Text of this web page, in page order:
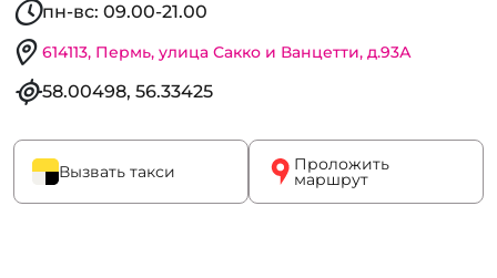
пн-вс: 09.00-21.00
614113, Пермь, улица Сакко и Ванцетти, д.93А
58.00498, 56.33425
Вызвать такси Проложить
маршрут